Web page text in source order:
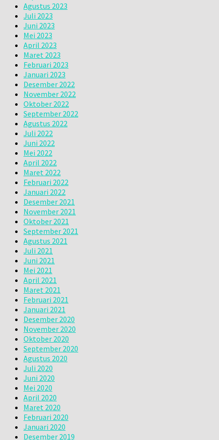
Agustus 2023
Juli 2023
Juni 2023
Mei 2023
April 2023
Maret 2023
Februari 2023
Januari 2023
Desember 2022
November 2022
Oktober 2022
September 2022
Agustus 2022
Juli 2022
Juni 2022
Mei 2022
April 2022
Maret 2022
Februari 2022
Januari 2022
Desember 2021
November 2021
Oktober 2021
September 2021
Agustus 2021
Juli 2021
Juni 2021
Mei 2021
April 2021
Maret 2021
Februari 2021
Januari 2021
Desember 2020
November 2020
Oktober 2020
September 2020
Agustus 2020
Juli 2020
Juni 2020
Mei 2020
April 2020
Maret 2020
Februari 2020
Januari 2020
Desember 2019